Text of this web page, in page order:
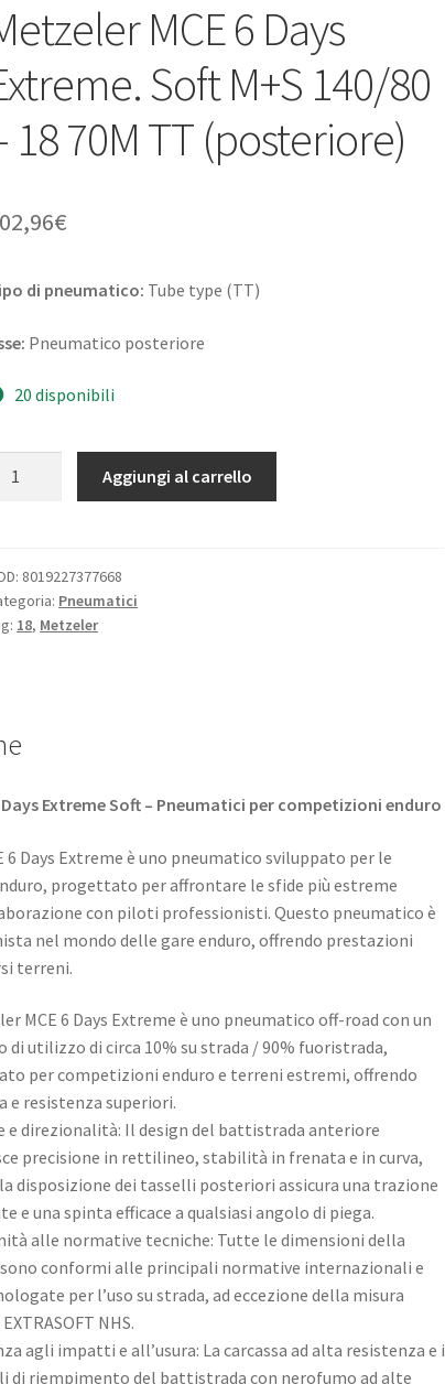
MCE 6 Days
Soft M+S 140/80
18 70M TT (posteriore)
€
di pneumatico: Tube type (TT)
Pneumatico posteriore
20 disponibili
Aggiungi al carrello
8019227377668
Pneumatici
18, Metzeler
Days Extreme Soft – Pneumatici per competizioni enduro
6 Days Extreme è uno pneumatico sviluppato per le
progettato per affrontare le sfide più estreme
con piloti professionisti. Questo pneumatico è
nel mondo delle gare enduro, offrendo prestazioni
terreni.
MCE 6 Days Extreme è uno pneumatico off-road con un
di utilizzo di circa 10% su strada / 90% fuoristrada,
per competizioni enduro e terreni estremi, offrendo
e resistenza superiori.
e direzionalità: Il design del battistrada anteriore
precisione in rettilineo, stabilità in frenata e in curva,
disposizione dei tasselli posteriori assicura una trazione
e una spinta efficace a qualsiasi angolo di piega.
alle normative tecniche: Tutte le dimensioni della
conformi alle principali normative internazionali e
per l’uso su strada, ad eccezione della misura
NHS.
agli impatti e all’usura: La carcassa ad alta resistenza e i
di riempimento del battistrada con nerofumo ad alte